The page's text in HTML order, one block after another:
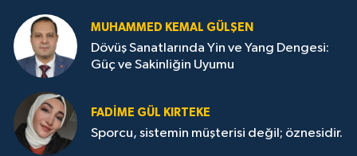
MUHAMMED KEMAL GÜLŞEN
Dövüş Sanatlarında Yin ve Yang Dengesi:
Güç ve Sakinliğin Uyumu
FADIME GÜL KIRTEKE
Sporcu, sistemin müşterisi değil; öznesidir.